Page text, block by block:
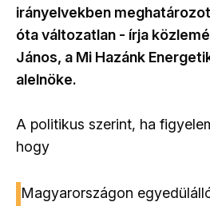
irányelvekben
óta változatlan - írja
János, a Mi Hazánk
alelnöke.
A politikus szerint, ha
hogy
Magyarországon